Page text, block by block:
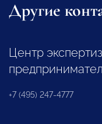
Другие
Центр
+7 (495) 247-4777